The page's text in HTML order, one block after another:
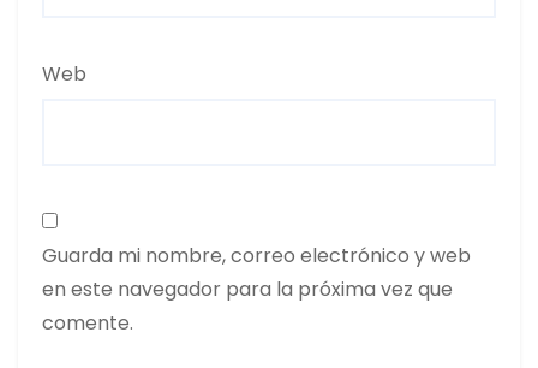
Web
Guarda mi nombre, correo electrónico y web
en este navegador para la próxima vez que
comente.